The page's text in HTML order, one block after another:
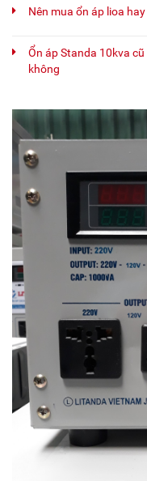
Nên mua ổn áp lioa
Ổn áp Standa 10kva
không